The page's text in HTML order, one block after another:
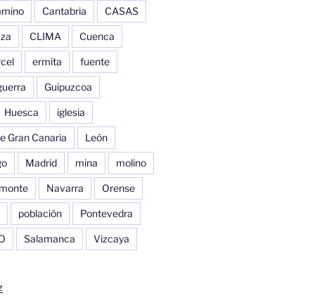
Cantabria CASAS
CLIMA Cuenca
ermita fuente
Guipuzcoa
Huesca iglesia
Gran Canaria León
Madrid mina molino
monte Navarra Orense
población Pontevedra
Salamanca Vizcaya